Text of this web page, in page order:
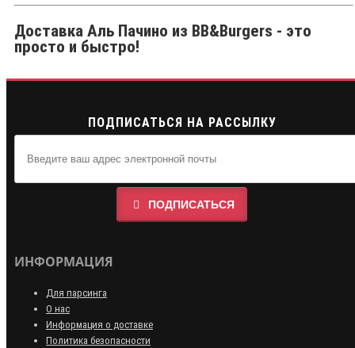
Доставка Аль Пачино из BB&Burgers - это
просто и быстро!
ПОДПИСАТЬСЯ НА РАССЫЛКУ
ПОДПИСАТЬСЯ
ИНФОРМАЦИЯ
Для парсинга
О нас
Информация о доставке
Политика безопасности